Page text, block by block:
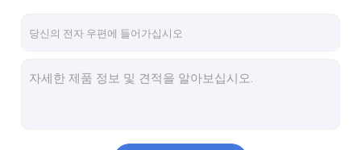
알루미늄 창 이격자